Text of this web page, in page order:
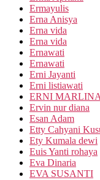
Ermayulis
Erna Anisya
Erna vida
Erna vida
Ernawati
Ernawati
Erni Jayanti
Erni listiawati
ERNI MARLINA
Ervin nur diana
Esan Adam
Etty Cahyani
Ety Kumala dewi
Euis Yanti rohaya
Eva Dinaria
EVA SUSANTI